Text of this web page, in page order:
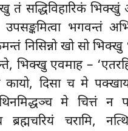
तं सद्धिविहारिकं
उपसङ्कमित्वा भगवन्तं
निसिन्नो खो सो
भिक्खु एवमाह –
कायो, दिसा च मे
मे चित्तं न
ब्रह्मचरियं चरामि,